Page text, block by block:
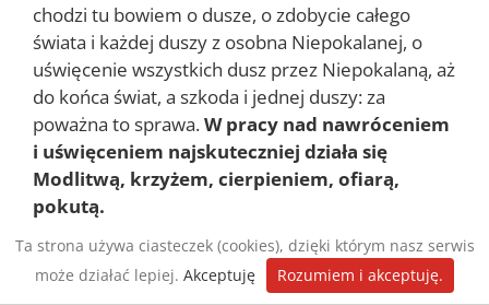
chodzi tu bowiem o dusze, o zdobycie całego
świata i każdej duszy z osobna Niepokalanej, o
uświęcenie wszystkich dusz przez Niepokalaną, aż
do końca świat, a szkoda i jednej duszy: za
poważna to sprawa.W pracy nad nawróceniem
i uświęceniem najskuteczniej działa się
Modlitwą, krzyżem, cierpieniem, ofiarą,
pokutą.
Św. Maksymilian uważał, że w obecnych czasach
nie wystarczy tylko przemawiać z ambony. Nie
wystarczy nawet posiadanie środków masowego
Ta strona używa ciasteczek (cookies), dzięki którym nasz serwis
może działać lepiej. Akceptuję Rozumiem i akceptuję.